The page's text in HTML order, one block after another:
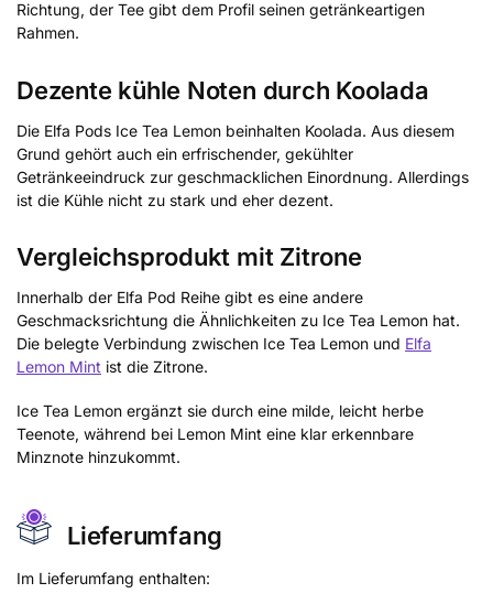
Richtung, der Tee gibt dem Profil seinen getränkeartigen
Rahmen.
Dezente kühle Noten durch Koolada
Die Elfa Pods Ice Tea Lemon beinhalten Koolada. Aus diesem
Grund gehört auch ein erfrischender, gekühlter
Getränkeeindruck zur geschmacklichen Einordnung. Allerdings
ist die Kühle nicht zu stark und eher dezent.
Vergleichsprodukt mit Zitrone
Innerhalb der Elfa Pod Reihe gibt es eine andere
Geschmacksrichtung die Ähnlichkeiten zu Ice Tea Lemon hat.
Die belegte Verbindung zwischen Ice Tea Lemon und Elfa
Lemon Mint ist die Zitrone.
Ice Tea Lemon ergänzt sie durch eine milde, leicht herbe
Teenote, während bei Lemon Mint eine klar erkennbare
Minznote hinzukommt.
Lieferumfang
Im Lieferumfang enthalten: